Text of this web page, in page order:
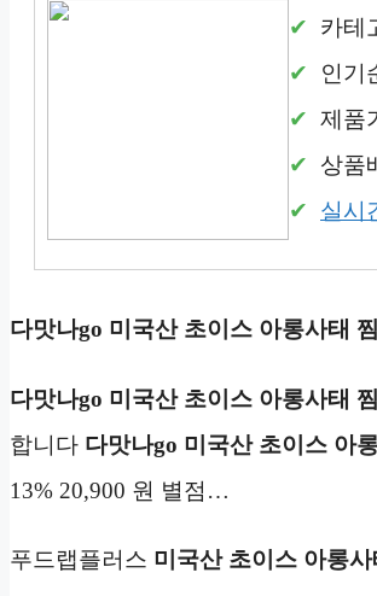
카테
인기
제품
상품
실시
다맛나go 미국산 초이스 아롱사태
다맛나go 미국산 초이스 아롱사태
합니다 다맛나go 미국산 초이스 아
13% 20,900 원 별점…
푸드랩플러스 미국산 초이스 아롱